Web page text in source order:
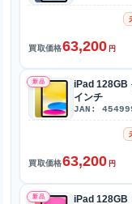
買取価格63,200 円
新品
iPad 128GB
インチ
JAN:
買取価格63,200 円
新品
iPad 128GB